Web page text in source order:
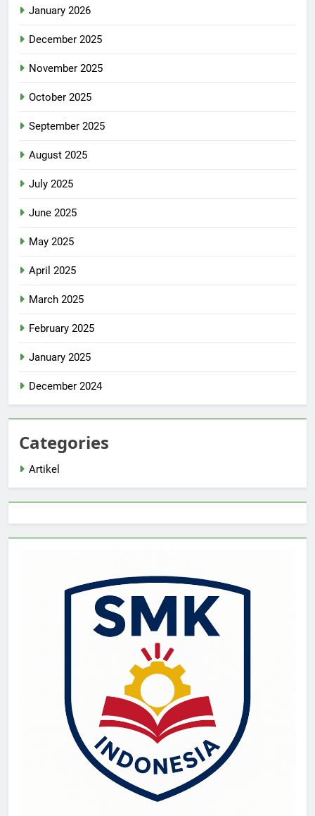
January 2026
December 2025
November 2025
October 2025
September 2025
August 2025
July 2025
June 2025
May 2025
April 2025
March 2025
February 2025
January 2025
December 2024
Categories
Artikel